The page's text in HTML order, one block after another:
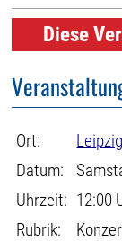
Diese
Ort:
Datum:
Uhrzeit: 12:00
Rubrik: